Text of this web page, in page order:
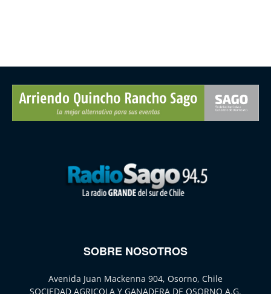
SOBRE NOSOTROS
Avenida Juan Mackenna 904, Osorno, Chile
SOCIEDAD AGRICOLA Y GANADERA DE OSORNO A.G.